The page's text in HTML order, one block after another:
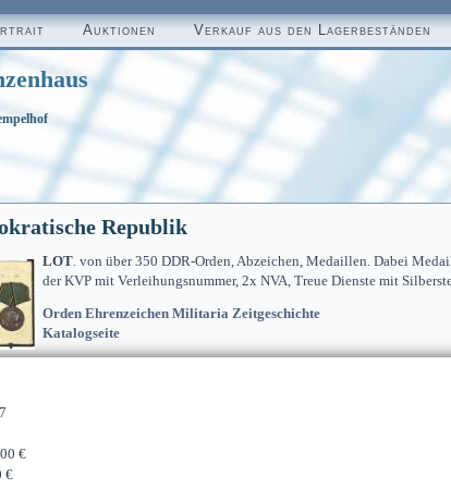
Auktionen Verkauf aus den Lagerbeständen
Republik
LOT. von über 350 DDR-Orden, Abzeichen, Medaillen. Dabei
der KVP mit Verleihungsnummer, 2x NVA, Treue Dienste mit
Orden Ehrenzeichen Militaria Zeitgeschichte
Katalogseite
€
€